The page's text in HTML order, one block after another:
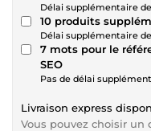
Délai supplémentaire
10 produits
Délai supplémentaire
7 mots pour le
SEO
Pas de délai
Livraison express
Vous pouvez choisir